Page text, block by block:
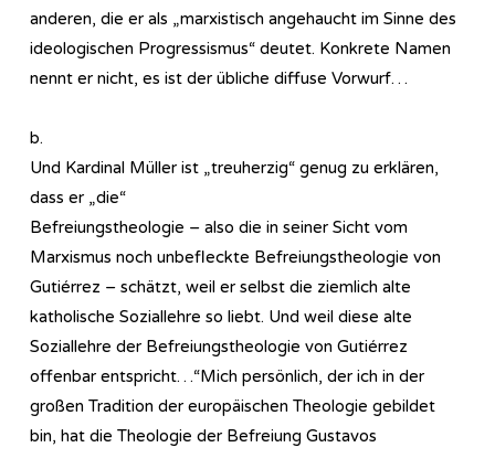
anderen, die er als „marxistisch angehaucht im Sinne des
ideologischen Progressismus“ deutet. Konkrete Namen
nennt er nicht, es ist der übliche diffuse Vorwurf…
b.
Und Kardinal Müller ist „treuherzig“ genug zu erklären,
dass er „die“
Befreiungstheologie – also die in seiner Sicht vom
Marxismus noch unbefleckte Befreiungstheologie von
Gutiérrez – schätzt, weil er selbst die ziemlich alte
katholische Soziallehre so liebt. Und weil diese alte
Soziallehre der Befreiungstheologie von Gutiérrez
offenbar entspricht…“Mich persönlich, der ich in der
großen Tradition der europäischen Theologie gebildet
bin, hat die Theologie der Befreiung Gustavos